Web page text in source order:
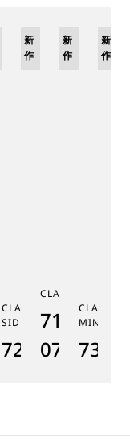
9ZU
TOURBILLON
1H/386
CLASSIQUE
SIDÉRAL 7255
7255PT/2N/
CLASSIQUE 7185
7185BH/
07
新
作
新
作
新
作